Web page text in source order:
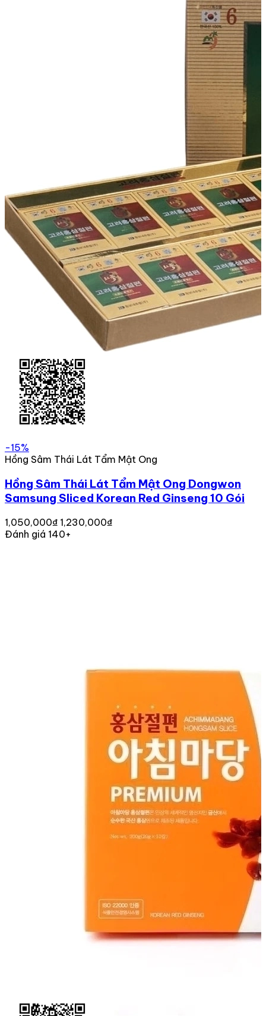
-15%
Hồng Sâm Thái Lát Tẩm Mật Ong
Hồng Sâm Thái Lát Tẩm Mật Ong Dongwon
Samsung Sliced Korean Red Ginseng 10 Gói
1,050,000₫ 1,230,000₫
Đánh giá 140+